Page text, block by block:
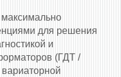
для решения
и
(ГДТ /